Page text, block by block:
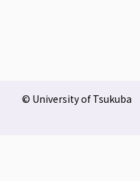
© University of Tsukuba